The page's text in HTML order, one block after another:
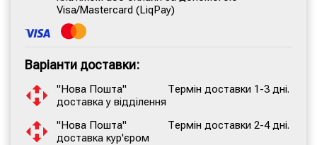
Visa/Mastercard (LiqPay)
Варіанти доставки:
"Нова Пошта"
доставка у відділення
Термін доставки 1-3 дні.
"Нова Пошта"
доставка кур'єром
Термін доставки 2-4 дні.